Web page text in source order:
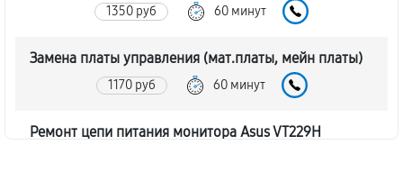
1350 руб 60 минут
Замена платы управления (мат.платы, мейн платы)
1170 руб 60 минут
Ремонт цепи питания монитора Asus VT229H